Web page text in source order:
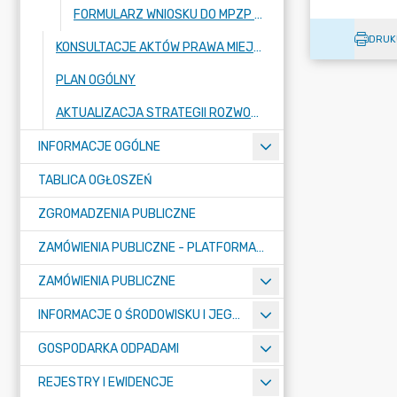
FORMULARZ WNIOSKU DO MPZP / FORMULARZ UWAGI DO MPZP
KONSULTACJE AKTÓW PRAWA MIEJSCOWEGO I INNYCH AKTÓW PRAWNYCH
PLAN OGÓLNY
AKTUALIZACJA STRATEGII ROZWOJU GMINY RASZYN
INFORMACJE OGÓLNE
TABLICA OGŁOSZEŃ
ZGROMADZENIA PUBLICZNE
ZAMÓWIENIA PUBLICZNE - PLATFORMA ZAKUPOWA (OD 01.05.2025R.)
ZAMÓWIENIA PUBLICZNE
INFORMACJE O ŚRODOWISKU I JEGO OCHRONIE
GOSPODARKA ODPADAMI
REJESTRY I EWIDENCJE